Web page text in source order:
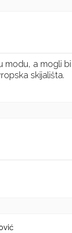
modu, a mogli
skijališta.